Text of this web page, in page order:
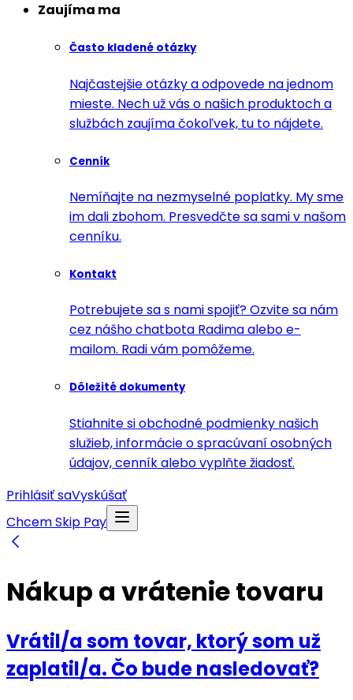
Zaujíma ma
Často kladené otázky
Najčastejšie otázky a odpovede na jednom
mieste. Nech už vás o našich produktoch a
službách zaujíma čokoľvek, tu to nájdete.
Cenník
Nemíňajte na nezmyselné poplatky. My sme
im dali zbohom. Presvedčte sa sami v našom
cenníku.
Kontakt
Potrebujete sa s nami spojiť? Ozvite sa nám
cez nášho chatbota Radima alebo e-
mailom. Radi vám pomôžeme.
Dôležité dokumenty
Stiahnite si obchodné podmienky našich
služieb, informácie o spracúvaní osobných
údajov, cenník alebo vyplňte žiadosť.
Prihlásiť saVyskúšať
Chcem Skip Pay
Nákup a vrátenie tovaru
Vrátil/a som tovar, ktorý som už
zaplatil/a. Čo bude nasledovať?